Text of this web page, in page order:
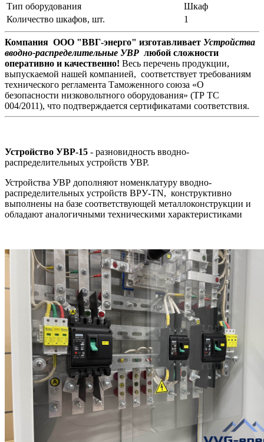
Тип оборудования
Шкаф
Количество шкафов, шт.
1
Компания ООО "ВВГ-энерго" изготавливает Устройства
вводно-распределительные УВР любой сложности
оперативно и качественно! Весь перечень продукции,
выпускаемой нашей компанией, соответствует требованиям
технического регламента Таможенного союза «О
безопасности низковольтного оборудования» (ТР ТС
004/2011), что подтверждается сертификатами соответствия.
Устройство УВР-15 - разновидность вводно-
распределительных устройств УВР.
Устройства УВР дополняют номенклатуру вводно-
распределительных устройств ВРУ-TN, конструктивно
выполнены на базе соответствующей металлоконструкции и
обладают аналогичными техническими характеристиками